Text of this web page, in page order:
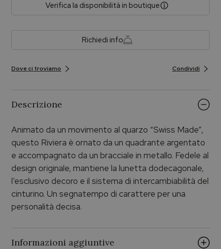
Verifica la disponibilità in boutique
Richiedi info
Dove ci troviamo Condividi
Descrizione
Animato da un movimento al quarzo “Swiss Made”,
questo Riviera è ornato da un quadrante argentato
e accompagnato da un bracciale in metallo. Fedele al
design originale, mantiene la lunetta dodecagonale,
l’esclusivo decoro e il sistema di intercambiabilità del
cinturino. Un segnatempo di carattere per una
personalità decisa.
Informazioni aggiuntive